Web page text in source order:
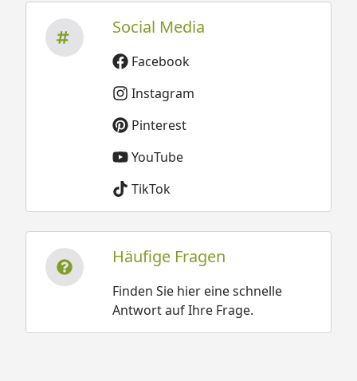
Social Media
Facebook
Instagram
Pinterest
YouTube
TikTok
Häufige Fragen
Finden Sie hier eine schnelle
Antwort auf Ihre Frage.